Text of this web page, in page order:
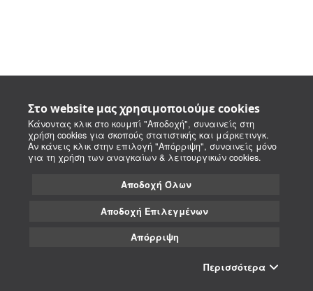
Στο website μας χρησιμοποιούμε cookies
Κάνοντας κλικ στο κουμπί "Αποδοχή", συναινείς στη
χρήση cookies για σκοπούς στατιστικής και μάρκετινγκ.
Αν κάνεις κλικ στην επιλογή "Απόρριψη", συναινείς μόνο
για τη χρήση των αναγκαίων & λειτουργικών cookies.
Αποδοχή Όλων
Αποδοχή Επιλεγμένων
Απόρριψη
Περισσότερα